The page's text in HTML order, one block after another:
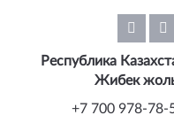
Республика
Жибек
+7 700 978-78-